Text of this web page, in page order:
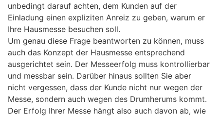
unbedingt darauf achten, dem Kunden auf der
Einladung einen expliziten Anreiz zu geben, warum er
Ihre Hausmesse besuchen soll.
Um genau diese Frage beantworten zu können, muss
auch das Konzept der Hausmesse entsprechend
ausgerichtet sein. Der Messeerfolg muss kontrollierbar
und messbar sein. Darüber hinaus sollten Sie aber
nicht vergessen, dass der Kunde nicht nur wegen der
Messe, sondern auch wegen des Drumherums kommt.
Der Erfolg Ihrer Messe hängt also auch davon ab, wie